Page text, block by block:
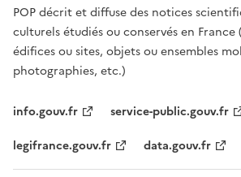
POP décrit et diffuse des notices
culturels étudiés ou conservés en
édifices ou sites, objets ou ensembles
photographies, etc.)
info.gouv.fr
service-public.gouv.fr
legifrance.gouv.fr
data.gouv.fr